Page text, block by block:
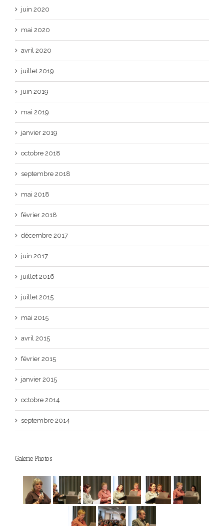
juin 2020
mai 2020
avril 2020
juillet 2019
juin 2019
mai 2019
janvier 2019
octobre 2018
septembre 2018
mai 2018
février 2018
décembre 2017
juin 2017
juillet 2016
juillet 2015
mai 2015
avril 2015
février 2015
janvier 2015
octobre 2014
septembre 2014
Galerie Photos